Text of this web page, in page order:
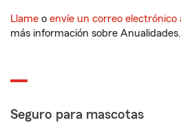
Llame o envíe un correo electrónico
más información sobre Anualidades.
Seguro para mascotas